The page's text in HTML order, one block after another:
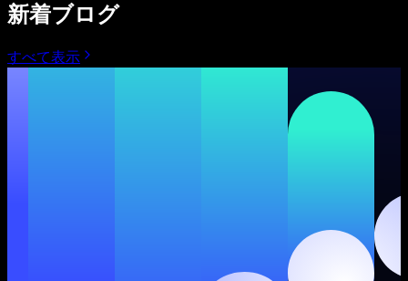
新着ブログ
すべて表示